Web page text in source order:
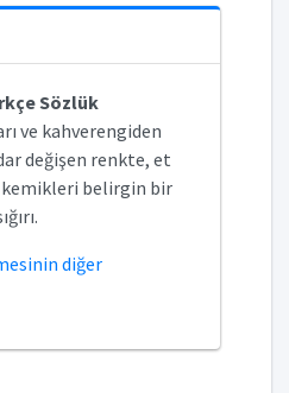
Sözlük
ve kahverengiden
değişen renkte, et
belirgin bir
diğer